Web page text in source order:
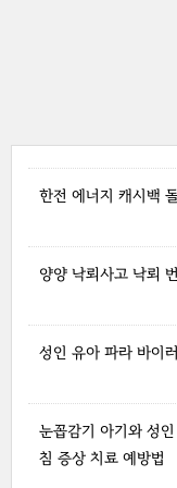
한전 에너지 캐시백
양양 낙뢰사고 낙뢰
성인 유아 파라 바이
눈꼽감기 아기와 성
침 증상 치료 예방법